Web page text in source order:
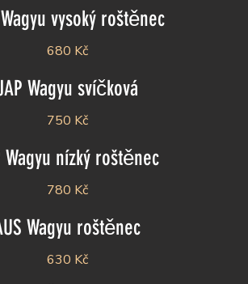
vysoký roštěnec
680 Kč
Wagyu svíčková
750 Kč
Wagyu nízký roštěnec
780 Kč
Wagyu roštěnec
630 Kč